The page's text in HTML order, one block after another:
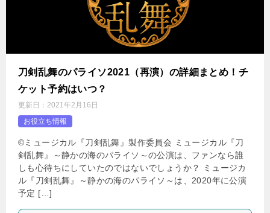
刀剣乱舞のパライソ2021（再演）の詳細まとめ！チ
ケット予約はいつ？
更新日： 2021年2月16日
お役立ち情報
©ミュージカル『刀剣乱舞』製作委員会 ミュージカル『刀
剣乱舞』～静かの海のパライソ～の公演は、ファンなら誰
しも心待ちにしていたのではないでしょうか？ ミュージカ
ル『刀剣乱舞』～静かの海のパライソ～は、2020年に公演
予定 […]